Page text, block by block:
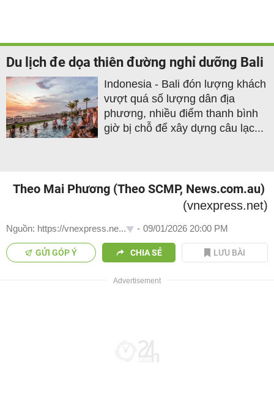
Du lịch đe dọa thiên đường nghỉ dưỡng Bali
Indonesia - Bali đón lượng khách
vượt quá số lượng dân địa
phương, nhiều điểm thanh bình
giờ bị chỗ để xây dựng câu lạc...
Theo Mai Phương (Theo SCMP, News.com.au)
(vnexpress.net)
Nguồn: https://vnexpress.ne... - 09/01/2026 20:00 PM
GỬI GÓP Ý CHIA SẺ LƯU BÀI